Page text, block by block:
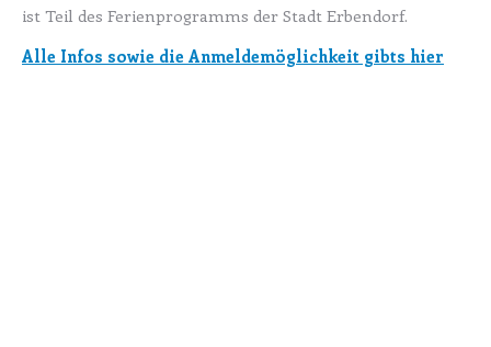
ist Teil des Ferienprogramms der Stadt Erbendorf.
Alle Infos sowie die Anmeldemöglichkeit gibts hier